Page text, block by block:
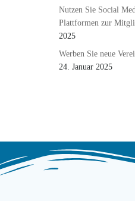
Nutzen Sie Social
Plattformen zur
2025
Werben Sie neue
24. Januar 2025